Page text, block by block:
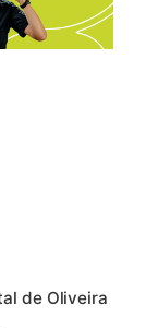
de Oliveira